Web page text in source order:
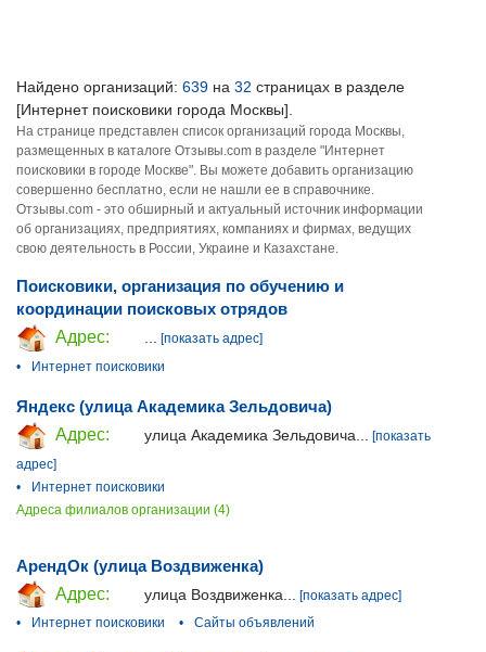
Найдено организаций: 639 на 32 страницах в разделе
[Интернет поисковики города Москвы].
На странице представлен список организаций города Москвы,
размещенных в каталоге Отзывы.com в разделе "Интернет
поисковики в городе Москве". Вы можете добавить организацию
совершенно бесплатно, если не нашли ее в справочнике.
Отзывы.com - это обширный и актуальный источник информации
об организациях, предприятиях, компаниях и фирмах, ведущих
свою деятельность в России, Украине и Казахстане.
Поисковики, организация по обучению и
координации поисковых отрядов
Адрес:
[показать адрес]
•
Интернет поисковики
Яндекс (улица Академика Зельдовича)
Адрес:
улица Академика Зельдовича...
[показать
адрес]
•
Интернет поисковики
Адреса филиалов организации (4)
АрендОк (улица Воздвиженка)
Адрес:
улица Воздвиженка...
[показать адрес]
•
Интернет поисковики • Сайты объявлений